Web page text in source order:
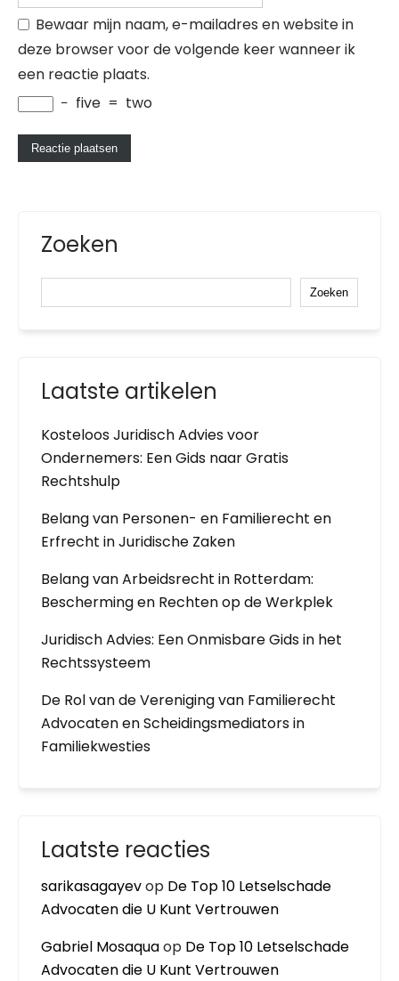
Bewaar mijn naam, e-mailadres en website in
deze browser voor de volgende keer wanneer ik
een reactie plaats.
− five = two
Zoeken
Zoeken
Laatste artikelen
Kosteloos Juridisch Advies voor
Ondernemers: Een Gids naar Gratis
Rechtshulp
Belang van Personen- en Familierecht en
Erfrecht in Juridische Zaken
Belang van Arbeidsrecht in Rotterdam:
Bescherming en Rechten op de Werkplek
Juridisch Advies: Een Onmisbare Gids in het
Rechtssysteem
De Rol van de Vereniging van Familierecht
Advocaten en Scheidingsmediators in
Familiekwesties
Laatste reacties
sarikasagayevop De Top 10 Letselschade
Advocaten die U Kunt Vertrouwen
Gabriel Mosaquaop De Top 10 Letselschade
Advocaten die U Kunt Vertrouwen